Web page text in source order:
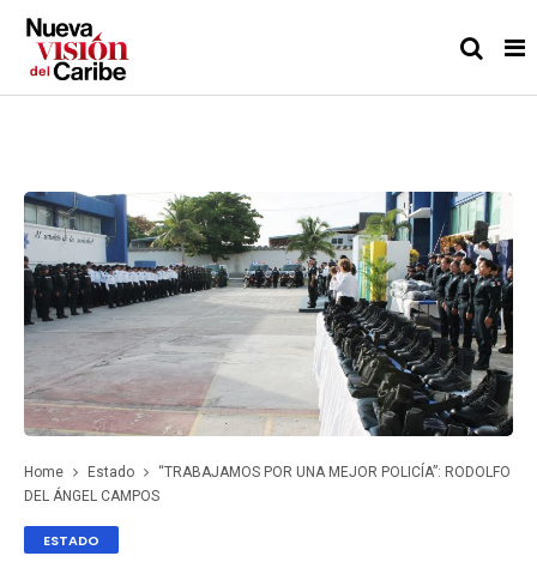
Home Estado
“TRABAJAMOS POR UNA MEJOR POLICÍA”: RODOLFO
DEL ÁNGEL CAMPOS
ESTADO